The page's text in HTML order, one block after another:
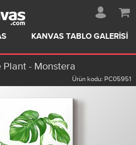
KANVAS TABLO GALERISI
- Monstera
Ürün kodu: PC05951